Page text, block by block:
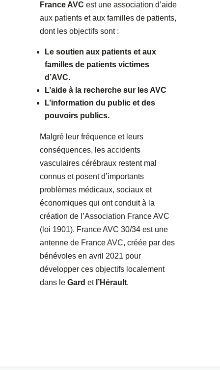
France AVC est une association d’aide
aux patients et aux familles de patients,
dont les objectifs sont :
Le soutien aux patients et aux
familles de patients victimes
d’AVC.
L’aide à la recherche sur les AVC
L’information du public et des
pouvoirs publics.
Malgré leur fréquence et leurs
conséquences, les accidents
vasculaires cérébraux restent mal
connus et posent d’importants
problèmes médicaux, sociaux et
économiques qui ont conduit à la
création de l’Association France AVC
(loi 1901). France AVC 30/34 est une
antenne de France AVC, créée par des
bénévoles en avril 2021 pour
développer ces objectifs localement
dans le Gard et l’Hérault.